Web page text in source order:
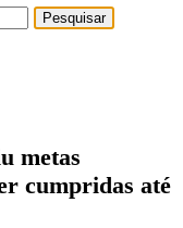
metas
cumpridas até